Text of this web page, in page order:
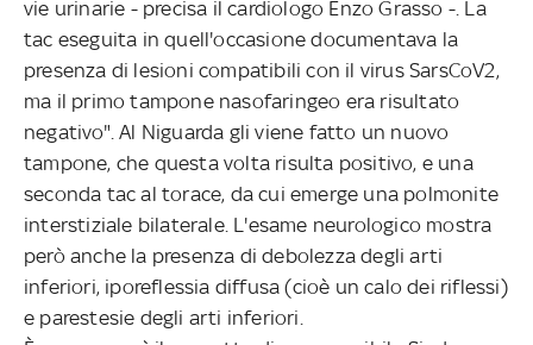
vie urinarie - precisa il cardiologo Enzo Grasso -. La
tac eseguita in quell'occasione documentava la
presenza di lesioni compatibili con il virus SarsCoV2,
ma il primo tampone nasofaringeo era risultato
negativo". Al Niguarda gli viene fatto un nuovo
tampone, che questa volta risulta positivo, e una
seconda tac al torace, da cui emerge una polmonite
interstiziale bilaterale. L'esame neurologico mostra
però anche la presenza di debolezza degli arti
inferiori, iporeflessia diffusa (cioè un calo dei riflessi)
e parestesie degli arti inferiori.